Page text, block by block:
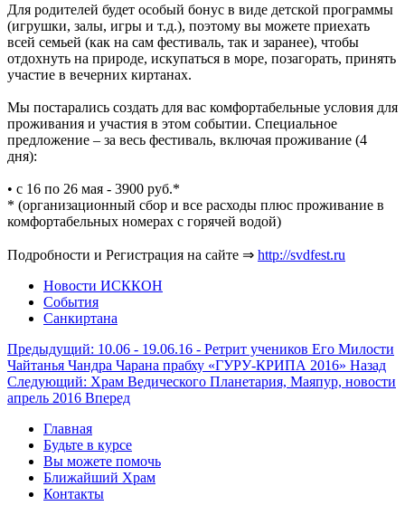
Для родителей будет особый бонус в виде детской программы
(игрушки, залы, игры и т.д.), поэтому вы можете приехать
всей семьей (как на сам фестиваль, так и заранее), чтобы
отдохнуть на природе, искупаться в море, позагорать, принять
участие в вечерних киртанах.
Мы постарались создать для вас комфортабельные условия для
проживания и участия в этом событии. Специальное
предложение – за весь фестиваль, включая проживание (4
дня):
• с 16 по 26 мая - 3900 руб.*
* (организационный сбор и все расходы плюс проживание в
комфортабельных номерах с горячей водой)
Подробности и Регистрация на сайте ⇒ http://svdfest.ru
Новости ИСККОН
События
Санкиртана
Предыдущий: 10.06 - 19.06.16 - Ретрит учеников Его Милости
Чайтанья Чандра Чарана прабху «ГУРУ-КРИПА 2016» Назад
Следующий: Храм Ведического Планетария, Маяпур, новости
апрель 2016 Вперед
Главная
Будьте в курсе
Вы можете помочь
Ближайший Храм
Контакты